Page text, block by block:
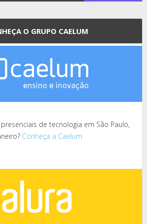
O GRUPO CAELUM
de tecnologia em São Paulo,
Conheça a Caelum